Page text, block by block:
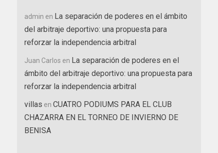
admin en La separación de poderes en el ámbito
del arbitraje deportivo: una propuesta para
reforzar la independencia arbitral
Juan Carlos en La separación de poderes en el
ámbito del arbitraje deportivo: una propuesta para
reforzar la independencia arbitral
villas en CUATRO PODIUMS PARA EL CLUB
CHAZARRA EN EL TORNEO DE INVIERNO DE
BENISA